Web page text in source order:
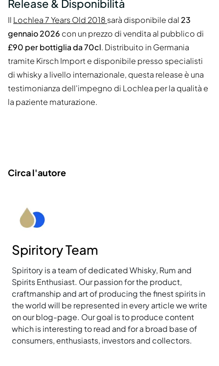
Release & Disponibilità
Il Lochlea 7 Years Old 2018 sarà disponibile dal 23
gennaio 2026 con un prezzo di vendita al pubblico di
£90 per bottiglia da 70cl. Distribuito in Germania
tramite Kirsch Import e disponibile presso specialisti
di whisky a livello internazionale, questa release è una
testimonianza dell'impegno di Lochlea per la qualità e
la paziente maturazione.
Circa l'autore
Spiritory Team
Spiritory is a team of dedicated Whisky, Rum and
Spirits Enthusiast. Our passion for the product,
craftmanship and art of producing the finest spirits in
the world will be represented in every article we write
on our blog-page. Our goal is to produce content
which is interesting to read and for a broad base of
consumers, enthusiasts, investors and collectors.